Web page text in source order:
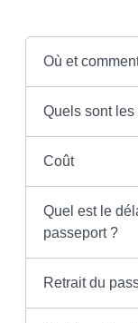
Où et
Quels sont
Coût
Quel est le
passeport ?
Retrait du